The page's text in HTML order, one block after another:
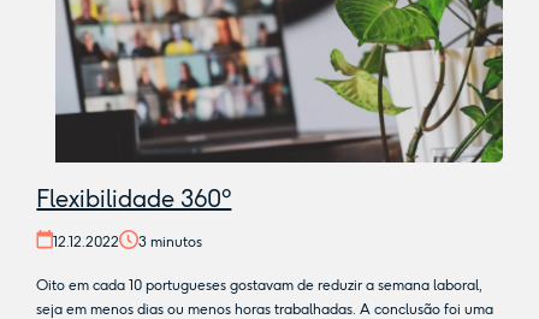
Flexibilidade 360º
12.12.2022 3 minutos
Oito em cada 10 portugueses gostavam de reduzir a semana laboral,
seja em menos dias ou menos horas trabalhadas. A conclusão foi uma